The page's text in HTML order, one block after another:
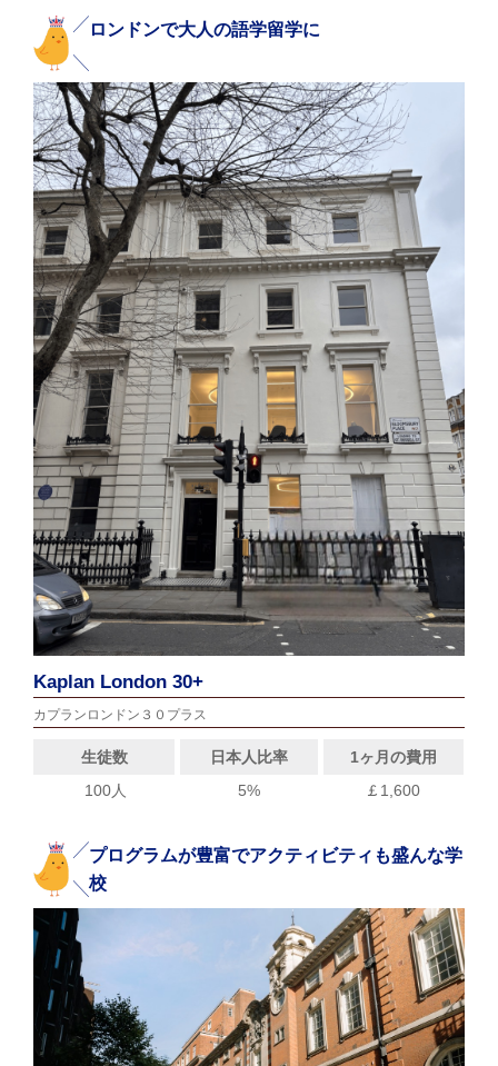
ロンドンで大人の語学留学に
Kaplan London 30+
カプランロンドン３０プラス
生徒数 日本人比率
1ヶ月の費用
100人
5% ￡1,600
プログラムが豊富でアクティビティも盛んな学
校